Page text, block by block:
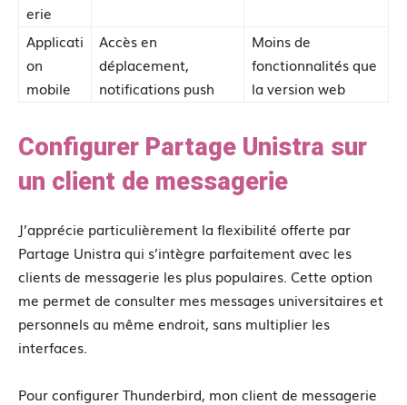
erie
Applicati
on
mobile
Accès en
déplacement,
notifications push
Moins de
fonctionnalités que
la version web
Configurer Partage Unistra sur
un client de messagerie
J’apprécie particulièrement la flexibilité offerte par
Partage Unistra qui s’intègre parfaitement avec les
clients de messagerie les plus populaires. Cette option
me permet de consulter mes messages universitaires et
personnels au même endroit, sans multiplier les
interfaces.
Pour configurer Thunderbird, mon client de messagerie